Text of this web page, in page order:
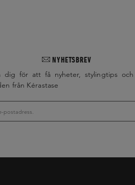
NYHETSBREV
dig för att få nyheter, stylingtips och
från Kérastase